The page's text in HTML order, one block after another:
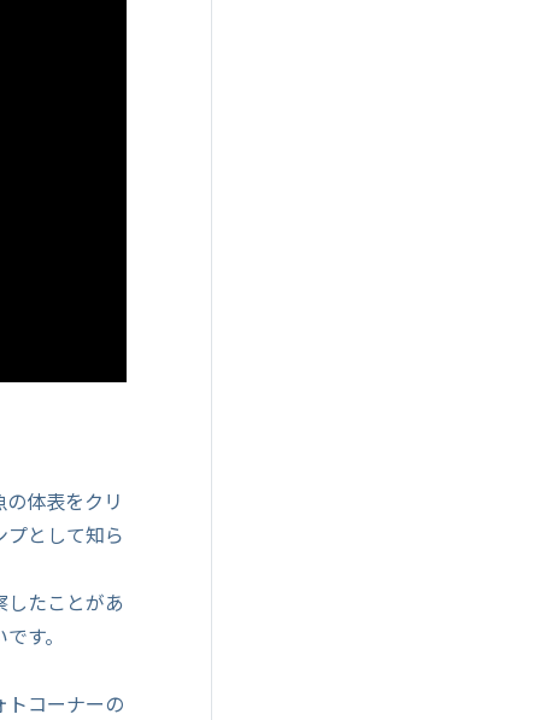
体表をクリ
として知ら
たことがあ
す。
トコーナーの